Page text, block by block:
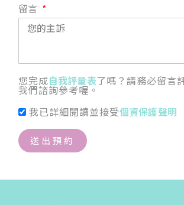
留言
您完成自我評量表了嗎？請務必留言
我們諮詢參考喔。
我已詳細閱讀並接受個資保護聲明
送出預約